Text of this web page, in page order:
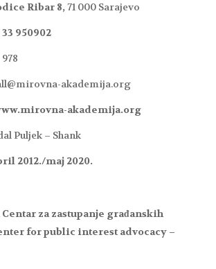
Ribar 8,71 000 Sarajevo
33 950902
akademija.org
akademija.org
Puljek – Shank
2012./maj 2020.
za zastupanje građanskih
for public interest advocacy –